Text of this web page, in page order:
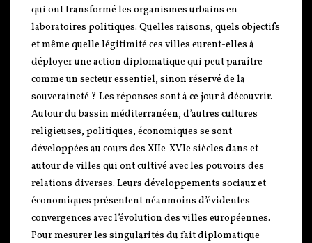
qui ont transformé les organismes urbains en
laboratoires politiques. Quelles raisons, quels objectifs
et même quelle légitimité ces villes eurent-elles à
déployer une action diplomatique qui peut paraître
comme un secteur essentiel, sinon réservé de la
souveraineté ? Les réponses sont à ce jour à découvrir.
Autour du bassin méditerranéen, d’autres cultures
religieuses, politiques, économiques se sont
développées au cours des XIIe-XVIe siècles dans et
autour de villes qui ont cultivé avec les pouvoirs des
relations diverses. Leurs développements sociaux et
économiques présentent néanmoins d’évidentes
convergences avec l’évolution des villes européennes.
Pour mesurer les singularités du fait diplomatique